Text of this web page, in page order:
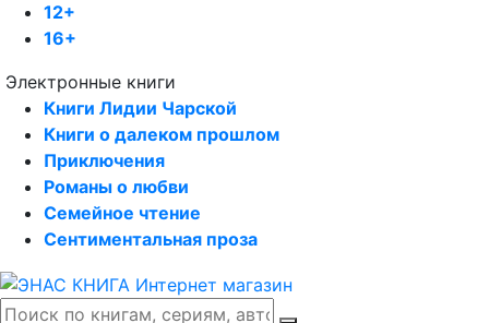
12+
16+
Электронные книги
Книги Лидии Чарской
Книги о далеком прошлом
Приключения
Романы о любви
Семейное чтение
Сентиментальная проза